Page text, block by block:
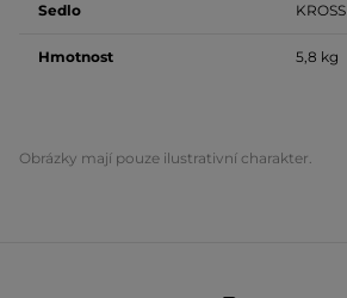
Sedlo KROSS
Hmotnost 5,8 kg
Obrázky mají pouze ilustrativní charakter.